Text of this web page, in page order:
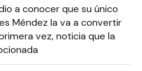
a conocer que su único
Méndez la va a convertir
vez, noticia que la